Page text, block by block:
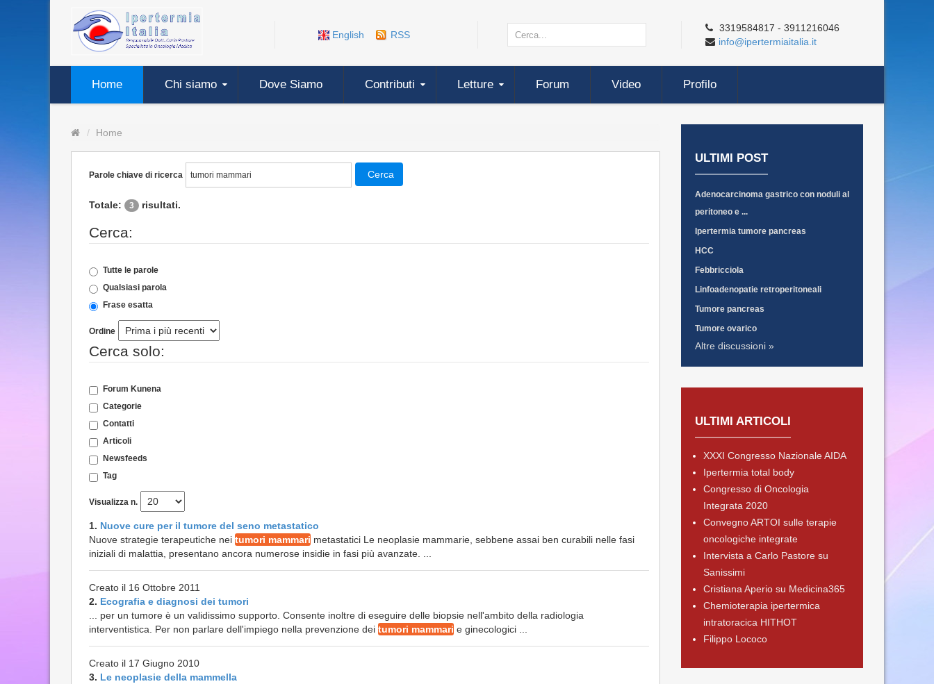
English RSS
3319584817 - 3911216046
info@ipertermiaitalia.it
Home Chi siamo Dove Siamo Contributi Letture Forum Video Profilo
Home
Parole chiave di ricerca Cerca
Totale: 3 risultati.
Cerca:
Tutte le parole
Qualsiasi parola
Frase esatta
Ordine
Cerca solo:
Forum Kunena
Categorie
Contatti
Articoli
Newsfeeds
Tag
Visualizza n.
1. Nuove cure per il tumore del seno metastatico
Nuove strategie terapeutiche nei tumori mammari metastatici Le neoplasie mammarie, sebbene assai ben curabili nelle fasi
iniziali di malattia, presentano ancora numerose insidie in fasi più avanzate. ...
Creato il 16 Ottobre 2011
2. Ecografia e diagnosi dei tumori
... per un tumore è un validissimo supporto. Consente inoltre di eseguire delle biopsie nell'ambito della radiologia
interventistica. Per non parlare dell'impiego nella prevenzione dei tumori mammari e ginecologici ...
Creato il 17 Giugno 2010
3. Le neoplasie della mammella
ULTIMI POST
Adenocarcinoma gastrico con noduli al
peritoneo e ...
Ipertermia tumore pancreas
HCC
Febbricciola
Linfoadenopatie retroperitoneali
Tumore pancreas
Tumore ovarico
Altre discussioni »
ULTIMI ARTICOLI
XXXI Congresso Nazionale AIDA
Ipertermia total body
Congresso di Oncologia
Integrata 2020
Convegno ARTOI sulle terapie
oncologiche integrate
Intervista a Carlo Pastore su
Sanissimi
Cristiana Aperio su Medicina365
Chemioterapia ipertermica
intratoracica HITHOT
Filippo Lococo